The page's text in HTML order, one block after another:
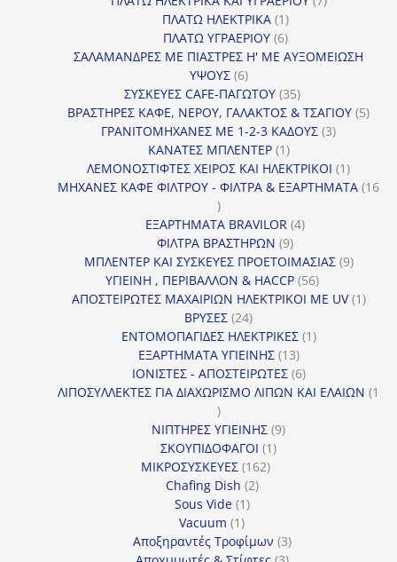
ΠΛΑΤΩ ΗΛΕΚΤΡΙΚΑ 11
προϊόν
ΠΛΑΤΩ ΥΓΡΑΕΡΙΟΥ 66
προϊόντα
ΣΑΛΑΜΑΝΔΡΕΣ ΜΕ ΠΙΑΣΤΡΕΣ Η' ΜΕ ΑΥΞΟΜΕΙΩΣΗ
ΥΨΟΥΣ 66
προϊόντα
ΣΥΣΚΕΥΕΣ CAFE-ΠΑΓΩΤΟΥ 3535
προϊόντα
ΒΡΑΣΤΗΡΕΣ ΚΑΦΕ, ΝΕΡΟΥ, ΓΑΛΑΚΤΟΣ & ΤΣΑΓΙΟΥ 55
ΓΡΑΝΙΤΟΜΗΧΑΝΕΣ ΜΕ 1-2-3 ΚΑΔΟΥΣ 33
ΚΑΝΑΤΕΣ ΜΠΛΕΝΤΕΡ 11
προϊόν
ΛΕΜΟΝΟΣΤΙΦΤΕΣ ΧΕΙΡΟΣ ΚΑΙ ΗΛΕΚΤΡΙΚΟΙ 11
προϊόν
ΜΗΧΑΝΕΣ ΚΑΦΕ ΦΙΛΤΡΟΥ - ΦΙΛΤΡΑ & ΕΞΑΡΤΗΜΑΤΑ 16
16
προϊόντα
ΕΞΑΡΤΗΜΑΤΑ BRAVILOR 44
ΦΙΛΤΡΑ ΒΡΑΣΤΗΡΩΝ 99
προϊόντα
ΜΠΛΕΝΤΕΡ ΚΑΙ ΣΥΣΚΕΥΕΣ ΠΡΟΕΤΟΙΜΑΣΙΑΣ 99
ΥΓΙΕΙΝΗ , ΠΕΡΙΒΑΛΛΟΝ & HACCP 5656
προϊόντα
ΑΠΟΣΤΕΙΡΩΤΕΣ ΜΑΧΑΙΡΙΩΝ ΗΛΕΚΤΡΙΚΟΙ ΜΕ UV 11
ΒΡΥΣΕΣ 2424
προϊόντα
ΕΝΤΟΜΟΠΑΓΙΔΕΣ ΗΛΕΚΤΡΙΚΕΣ 11
ΕΞΑΡΤΗΜΑΤΑ ΥΓΙΕΙΝΗΣ 1313
προϊόντα
ΙΟΝΙΣΤΕΣ - ΑΠΟΣΤΕΙΡΩΤΕΣ 66
προϊόντα
ΛΙΠΟΣΥΛΛΕΚΤΕΣ ΓΙΑ ΔΙΑΧΩΡΙΣΜΟ ΛΙΠΩΝ ΚΑΙ ΕΛΑΙΩΝ 1
1
προϊόν
ΝΙΠΤΗΡΕΣ ΥΓΙΕΙΝΗΣ 99
ΣΚΟΥΠΙΔΟΦΑΓΟΙ 11
ΜΙΚΡΟΣΥΣΚΕΥΕΣ 162162
Chafing Dish 22
Sous Vide 11
Vacuum 11
προϊόν
Αποξηραντές Τροφίμων 33